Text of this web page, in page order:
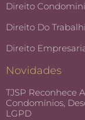
Direito
Direito Do
Direito
Novidades
TJSP Reconhece
Condomínios,
LGPD